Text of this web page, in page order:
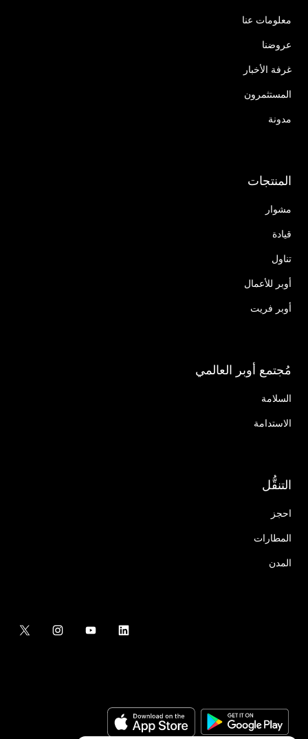
معلومات عنا
عروضنا
غرفة الأخبار
المستثمرون
مدونة
المنتجات
مشوار
قيادة
تناول
أوبر للأعمال
أوبر فريت
مُجتمع أوبر العالمي
السلامة
الاستدامة
التنقُّل
احجز
المطارات
المدن